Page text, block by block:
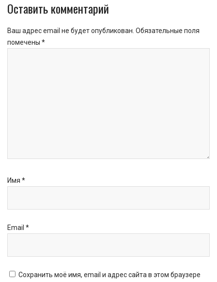
Оставить комментарий
Ваш адрес email не будет опубликован. Обязательные поля
помечены *
Имя *
Email *
Сохранить моё имя, email и адрес сайта в этом браузере